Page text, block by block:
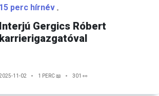
15 perc hírnév
Interjú Gergics Róbert
karrierigazgatóval
11-02 1 PERC 📖 301 👀